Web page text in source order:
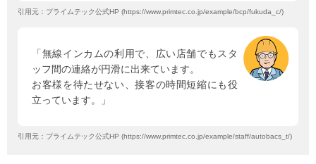
引用元：プライムテック公式HP (https://www.primtec.co.jp/example/bcp/fukuda_c/)
「無線インカムの利用で、広い店舗でもスタ
ッフ間の連絡が円滑に出来ています。
お客様を待たせない、接客の時間短縮にも役
立っています。」
引用元：プライムテック公式HP (https://www.primtec.co.jp/example/staff/autobacs_t/)